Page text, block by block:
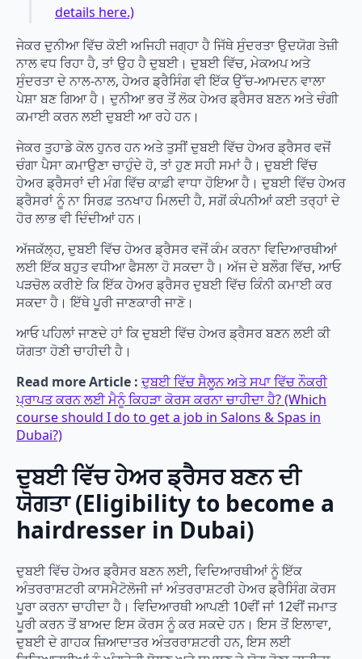
details here.)
ਜੇਕਰ ਦੁਨੀਆ ਵਿੱਚ ਕੋਈ ਅਜਿਹੀ ਜਗ੍ਹਾ ਹੈ ਜਿੱਥੇ ਸੁੰਦਰਤਾ ਉਦਯੋਗ ਤੇਜ਼ੀ
ਨਾਲ ਵਧ ਰਿਹਾ ਹੈ, ਤਾਂ ਉਹ ਹੈ ਦੁਬਈ। ਦੁਬਈ ਵਿੱਚ, ਮੇਕਅਪ ਅਤੇ
ਸੁੰਦਰਤਾ ਦੇ ਨਾਲ-ਨਾਲ, ਹੇਅਰ ਡ੍ਰੈਸਿੰਗ ਵੀ ਇੱਕ ਉੱਚ-ਆਮਦਨ ਵਾਲਾ
ਪੇਸ਼ਾ ਬਣ ਗਿਆ ਹੈ। ਦੁਨੀਆ ਭਰ ਤੋਂ ਲੋਕ ਹੇਅਰ ਡ੍ਰੈਸਰ ਬਣਨ ਅਤੇ ਚੰਗੀ
ਕਮਾਈ ਕਰਨ ਲਈ ਦੁਬਈ ਆ ਰਹੇ ਹਨ।
ਜੇਕਰ ਤੁਹਾਡੇ ਕੋਲ ਹੁਨਰ ਹਨ ਅਤੇ ਤੁਸੀਂ ਦੁਬਈ ਵਿੱਚ ਹੇਅਰ ਡ੍ਰੈਸਰ ਵਜੋਂ
ਚੰਗਾ ਪੈਸਾ ਕਮਾਉਣਾ ਚਾਹੁੰਦੇ ਹੋ, ਤਾਂ ਹੁਣ ਸਹੀ ਸਮਾਂ ਹੈ। ਦੁਬਈ ਵਿੱਚ
ਹੇਅਰ ਡ੍ਰੈਸਰਾਂ ਦੀ ਮੰਗ ਵਿੱਚ ਕਾਫ਼ੀ ਵਾਧਾ ਹੋਇਆ ਹੈ। ਦੁਬਈ ਵਿੱਚ ਹੇਅਰ
ਡ੍ਰੈਸਰਾਂ ਨੂੰ ਨਾ ਸਿਰਫ਼ ਤਨਖਾਹ ਮਿਲਦੀ ਹੈ, ਸਗੋਂ ਕੰਪਨੀਆਂ ਕਈ ਤਰ੍ਹਾਂ ਦੇ
ਹੋਰ ਲਾਭ ਵੀ ਦਿੰਦੀਆਂ ਹਨ।
ਅੱਜਕੱਲ੍ਹ, ਦੁਬਈ ਵਿੱਚ ਹੇਅਰ ਡ੍ਰੈਸਰ ਵਜੋਂ ਕੰਮ ਕਰਨਾ ਵਿਦਿਆਰਥੀਆਂ
ਲਈ ਇੱਕ ਬਹੁਤ ਵਧੀਆ ਫੈਸਲਾ ਹੋ ਸਕਦਾ ਹੈ। ਅੱਜ ਦੇ ਬਲੌਗ ਵਿੱਚ, ਆਓ
ਪੜਚੋਲ ਕਰੀਏ ਕਿ ਇੱਕ ਹੇਅਰ ਡ੍ਰੈਸਰ ਦੁਬਈ ਵਿੱਚ ਕਿੰਨੀ ਕਮਾਈ ਕਰ
ਸਕਦਾ ਹੈ। ਇੱਥੇ ਪੂਰੀ ਜਾਣਕਾਰੀ ਜਾਣੋ।
ਆਓ ਪਹਿਲਾਂ ਜਾਣਦੇ ਹਾਂ ਕਿ ਦੁਬਈ ਵਿੱਚ ਹੇਅਰ ਡ੍ਰੈਸਰ ਬਣਨ ਲਈ ਕੀ
ਯੋਗਤਾ ਹੋਣੀ ਚਾਹੀਦੀ ਹੈ।
Read more Article :ਦੁਬਈ ਵਿੱਚ ਸੈਲੂਨ ਅਤੇ ਸਪਾ ਵਿੱਚ ਨੌਕਰੀ
ਪ੍ਰਾਪਤ ਕਰਨ ਲਈ ਮੈਨੂੰ ਕਿਹੜਾ ਕੋਰਸ ਕਰਨਾ ਚਾਹੀਦਾ ਹੈ? (Which
course should I do to get a job in Salons & Spas in
Dubai?)
ਦੁਬਈ ਵਿੱਚ ਹੇਅਰ ਡ੍ਰੈਸਰ ਬਣਨ ਦੀ
ਯੋਗਤਾ (Eligibility to become a
hairdresser in Dubai)
ਦੁਬਈ ਵਿੱਚ ਹੇਅਰ ਡ੍ਰੈਸਰ ਬਣਨ ਲਈ, ਵਿਦਿਆਰਥੀਆਂ ਨੂੰ ਇੱਕ
ਅੰਤਰਰਾਸ਼ਟਰੀ ਕਾਸਮੈਟੋਲੋਜੀ ਜਾਂ ਅੰਤਰਰਾਸ਼ਟਰੀ ਹੇਅਰ ਡ੍ਰੈਸਿੰਗ ਕੋਰਸ
ਪੂਰਾ ਕਰਨਾ ਚਾਹੀਦਾ ਹੈ। ਵਿਦਿਆਰਥੀ ਆਪਣੀ 10ਵੀਂ ਜਾਂ 12ਵੀਂ ਜਮਾਤ
ਪੂਰੀ ਕਰਨ ਤੋਂ ਬਾਅਦ ਇਸ ਕੋਰਸ ਨੂੰ ਕਰ ਸਕਦੇ ਹਨ। ਇਸ ਤੋਂ ਇਲਾਵਾ,
ਦੁਬਈ ਦੇ ਗਾਹਕ ਜ਼ਿਆਦਾਤਰ ਅੰਤਰਰਾਸ਼ਟਰੀ ਹਨ, ਇਸ ਲਈ